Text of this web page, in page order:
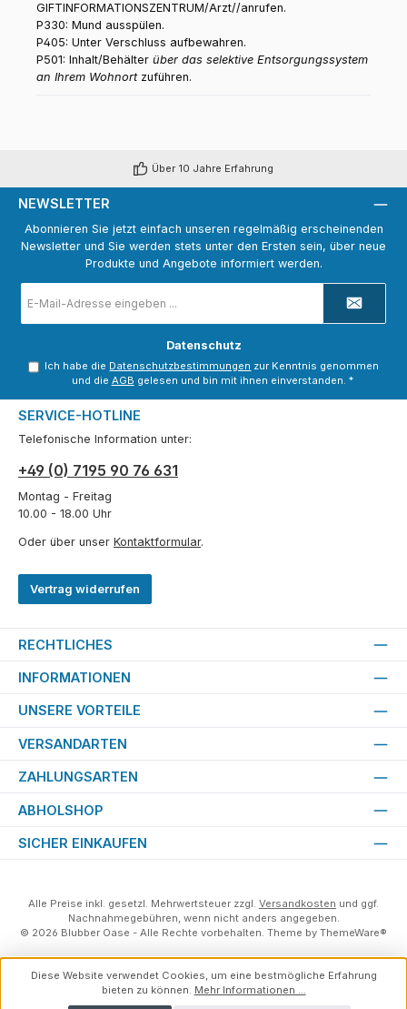
GIFTINFORMATIONSZENTRUM/Arzt//anrufen.
P330: Mund ausspülen.
P405: Unter Verschluss aufbewahren.
P501: Inhalt/Behälter über das selektive Entsorgungssystem
an Ihrem Wohnortzuführen.
Über 10 Jahre Erfahrung
NEWSLETTER
Abonnieren Sie jetzt einfach unseren regelmäßig erscheinenden
Newsletter und Sie werden stets unter den Ersten sein, über neue
Produkte und Angebote informiert werden.
Mail-
Adresse
Datenschutz
Ich habe die Datenschutzbestimmungen zur Kenntnis genommen
und die AGB gelesen und bin mit ihnen einverstanden. *
SERVICE-HOTLINE
Telefonische Information unter:
+49 (0) 7195 90 76 631
Montag - Freitag
10.00 - 18.00 Uhr
Oder über unser Kontaktformular.
Vertrag widerrufen
RECHTLICHES
INFORMATIONEN
UNSERE VORTEILE
VERSANDARTEN
ZAHLUNGSARTEN
ABHOLSHOP
SICHER EINKAUFEN
Alle Preise inkl. gesetzl. Mehrwertsteuer zzgl. Versandkosten und ggf.
Nachnahmegebühren, wenn nicht anders angegeben.
© 2026 Blubber Oase - Alle Rechte vorbehalten. Theme by ThemeWare®
Diese Website verwendet Cookies, um eine bestmögliche Erfahrung
bieten zu können. Mehr Informationen ...